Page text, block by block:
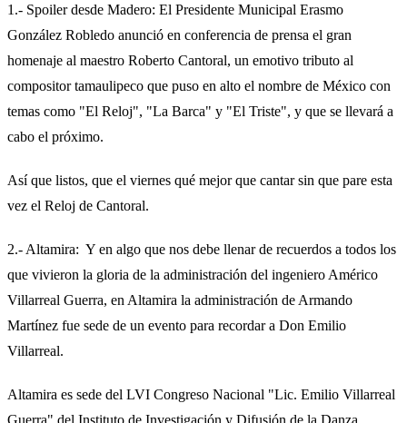
1.- Spoiler desde Madero: El Presidente Municipal Erasmo
González Robledo anunció en conferencia de prensa el gran
homenaje al maestro Roberto Cantoral, un emotivo tributo al
compositor tamaulipeco que puso en alto el nombre de México con
temas como "El Reloj", "La Barca" y "El Triste", y que se llevará a
cabo el próximo.
Así que listos, que el viernes qué mejor que cantar sin que pare esta
vez el Reloj de Cantoral.
2.- Altamira: Y en algo que nos debe llenar de recuerdos a todos los
que vivieron la gloria de la administración del ingeniero Américo
Villarreal Guerra, en Altamira la administración de Armando
Martínez fue sede de un evento para recordar a Don Emilio
Villarreal.
Altamira es sede del LVI Congreso Nacional "Lic. Emilio Villarreal
Guerra" del Instituto de Investigación y Difusión de la Danza